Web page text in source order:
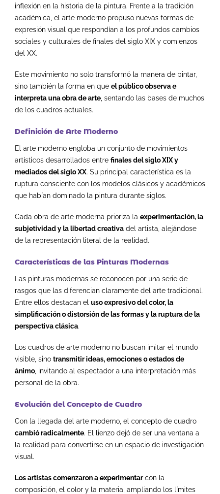
inflexión en la historia de la pintura. Frente a la tradición
académica, el arte moderno propuso nuevas formas de
expresión visual que respondían a los profundos cambios
sociales y culturales de finales del siglo XIX y comienzos
del XX.
Este movimiento no solo transformó la manera de pintar,
sino también la forma en que el público observa e
interpreta una obra de arte , sentando las bases de muchos
de los cuadros actuales.
Definición de Arte Moderno
El arte moderno engloba un conjunto de movimientos
artísticos desarrollados entre finales del siglo XIX y
mediados del siglo XX. Su principal característica es la
ruptura consciente con los modelos clásicos y académicos
que habían dominado la pintura durante siglos.
Cada obra de arte moderna prioriza la experimentación, la
subjetividad y la libertad creativa del artista, alejándose
de la representación literal de la realidad.
Características de las Pinturas Modernas
Las pinturas modernas se reconocen por una serie de
rasgos que las diferencian claramente del arte tradicional.
Entre ellos destacan el uso expresivo del color, la
simplificación o distorsión de las formas y la ruptura de la
perspectiva clásica.
Los cuadros de arte moderno no buscan imitar el mundo
visible, sino transmitir ideas, emociones o estados de
ánimo , invitando al espectador a una interpretación más
personal de la obra.
Evolución del Concepto de Cuadro
Con la llegada del arte moderno, el concepto de cuadro
cambió radicalmente. El lienzo dejó de ser una ventana a
la realidad para convertirse en un espacio de investigación
visual.
Los artistas comenzaron a experimentarcon la
composición, el color y la materia, ampliando los límites